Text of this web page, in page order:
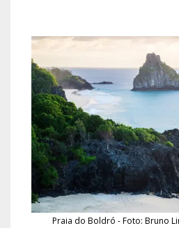
Praia do Boldró - Foto: Bruno